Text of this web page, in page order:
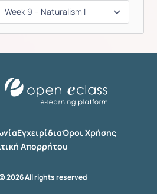
ΕγχειρίδιαΌροι Χρήσης
Απορρήτου
2026 All rights reserved